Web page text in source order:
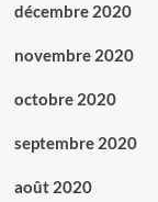
décembre 2020
novembre 2020
octobre 2020
septembre 2020
août 2020